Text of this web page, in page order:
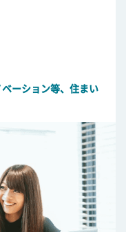
ーション等、住まい